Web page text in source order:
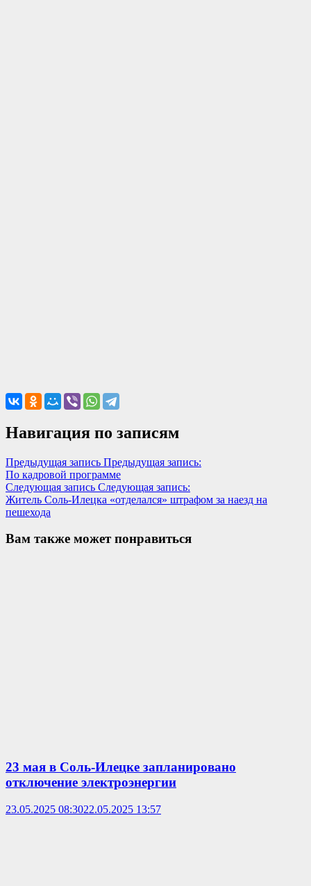
Навигация по записям
Предыдущая запись Предыдущая запись:
По кадровой программе
Следующая запись Следующая запись:
Житель Соль-Илецка «отделался» штрафом за наезд на
пешехода
Вам также может понравиться
23 мая в Соль-Илецке запланировано
отключение электроэнергии
23.05.2025 08:3022.05.2025 13:57